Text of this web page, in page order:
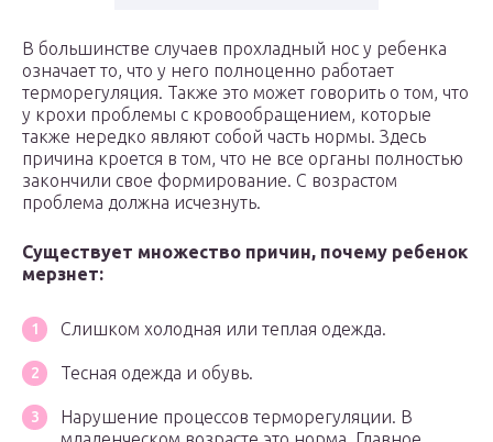
В большинстве случаев прохладный нос у ребенка
означает то, что у него полноценно работает
терморегуляция. Также это может говорить о том, что
у крохи проблемы с кровообращением, которые
также нередко являют собой часть нормы. Здесь
причина кроется в том, что не все органы полностью
закончили свое формирование. С возрастом
проблема должна исчезнуть.
Существует множество причин, почему ребенок
мерзнет:
Слишком холодная или теплая одежда.
Тесная одежда и обувь.
Нарушение процессов терморегуляции. В